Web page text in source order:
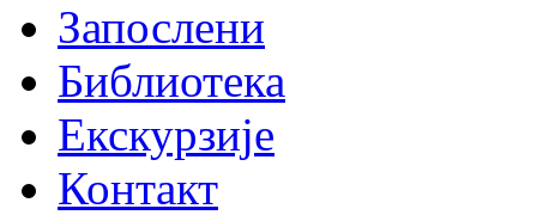
Запослени
Библиотека
Екскурзије
Контакт